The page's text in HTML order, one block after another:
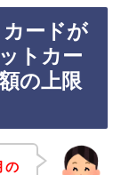
ードが
トカー
の上限
の